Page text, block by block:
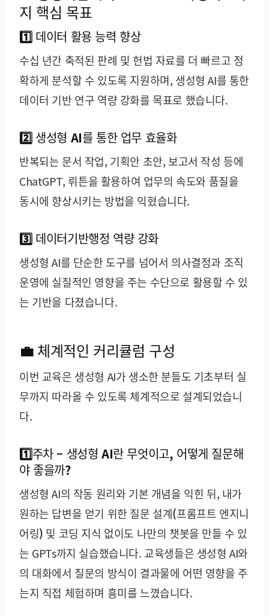
지 핵심 목표
1️⃣ 데이터 활용 능력 향상
수십 년간 축적된 판례 및 헌법 자료를 더 빠르고 정
확하게 분석할 수 있도록 지원하며, 생성형 AI를 통한
데이터 기반 연구 역량 강화를 목표로 했습니다.
2️⃣ 생성형 AI를 통한 업무 효율화
반복되는 문서 작업, 기획안 초안, 보고서 작성 등에
ChatGPT, 뤼튼을 활용하여 업무의 속도와 품질을
동시에 향상시키는 방법을 익혔습니다.
3️⃣ 데이터기반행정 역량 강화
생성형 AI를 단순한 도구를 넘어서 의사결정과 조직
운영에 실질적인 영향을 주는 수단으로 활용할 수 있
는 기반을 다졌습니다.
💼 체계적인 커리큘럼 구성
이번 교육은 생성형 AI가 생소한 분들도 기초부터 실
무까지 따라올 수 있도록 체계적으로 설계되었습니
다.
1️⃣주차 – 생성형 AI란 무엇이고, 어떻게 질문해
야 좋을까?
생성형 AI의 작동 원리와 기본 개념을 익힌 뒤, 내가
원하는 답변을 얻기 위한 질문 설계(프롬프트 엔지니
어링) 및 코딩 지식 없이도 나만의 챗봇을 만들 수 있
는 GPTs까지 실습했습니다. 교육생들은 생성형 AI와
의 대화에서 질문의 방식이 결과물에 어떤 영향을 주
는지 직접 체험하며 흥미를 느꼈습니다.